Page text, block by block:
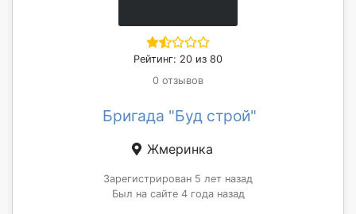
Рейтинг: 20 из 80
0 отзывов
Бригада "Буд строй"
Жмеринка
Зарегистрирован 5 лет назад
Был на сайте 4 года назад